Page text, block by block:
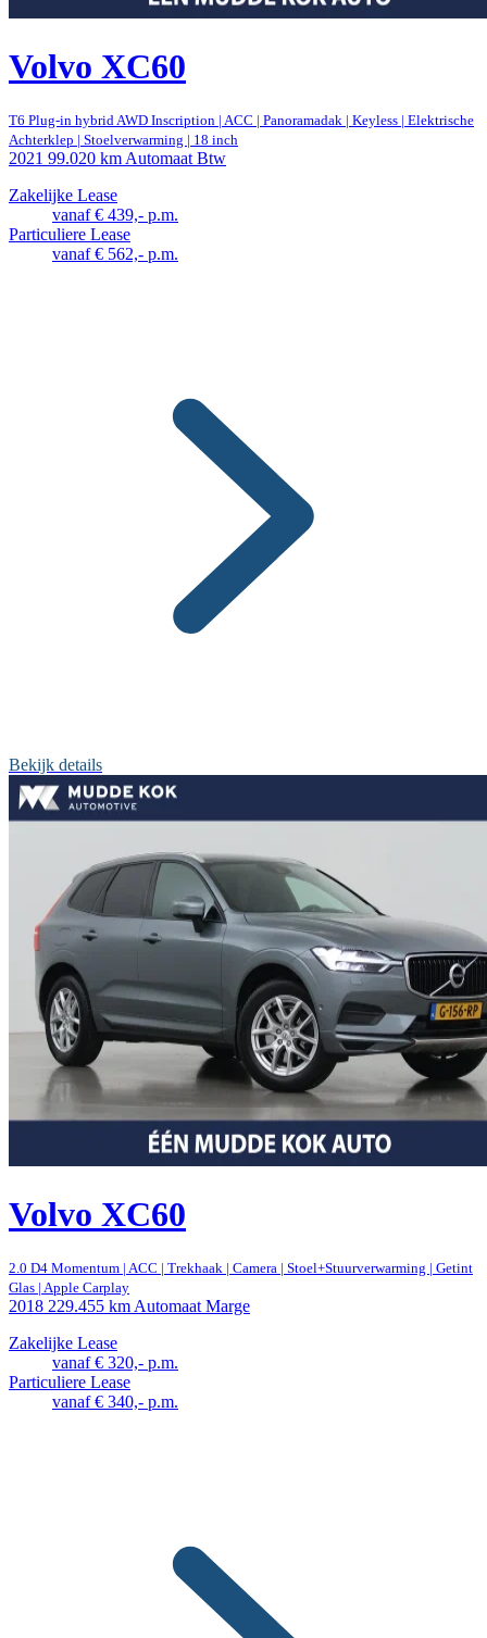
Volvo XC60
T6 Plug-in hybrid AWD Inscription | ACC | Panoramadak | Keyless | Elektrische
Achterklep | Stoelverwarming | 18 inch
2021 99.020 km Automaat Btw
Zakelijke Lease
vanaf € 439,- p.m.
Particuliere Lease
vanaf € 562,- p.m.
Bekijk details
Volvo XC60
2.0 D4 Momentum | ACC | Trekhaak | Camera | Stoel+Stuurverwarming | Getint
Glas | Apple Carplay
2018 229.455 km Automaat Marge
Zakelijke Lease
vanaf € 320,- p.m.
Particuliere Lease
vanaf € 340,- p.m.